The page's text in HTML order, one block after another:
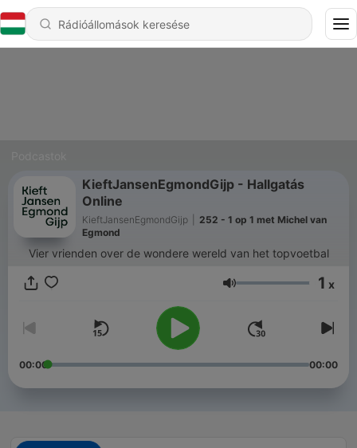
KieftJansenEgmondGijp - Hallgatás
Online
KieftJansenEgmondGijp
252 - 1 op 1 met Michel van
Egmond
Vier vrienden over de wondere wereld van het topvoetbal
Hangerő 1 x
00:00 00:00